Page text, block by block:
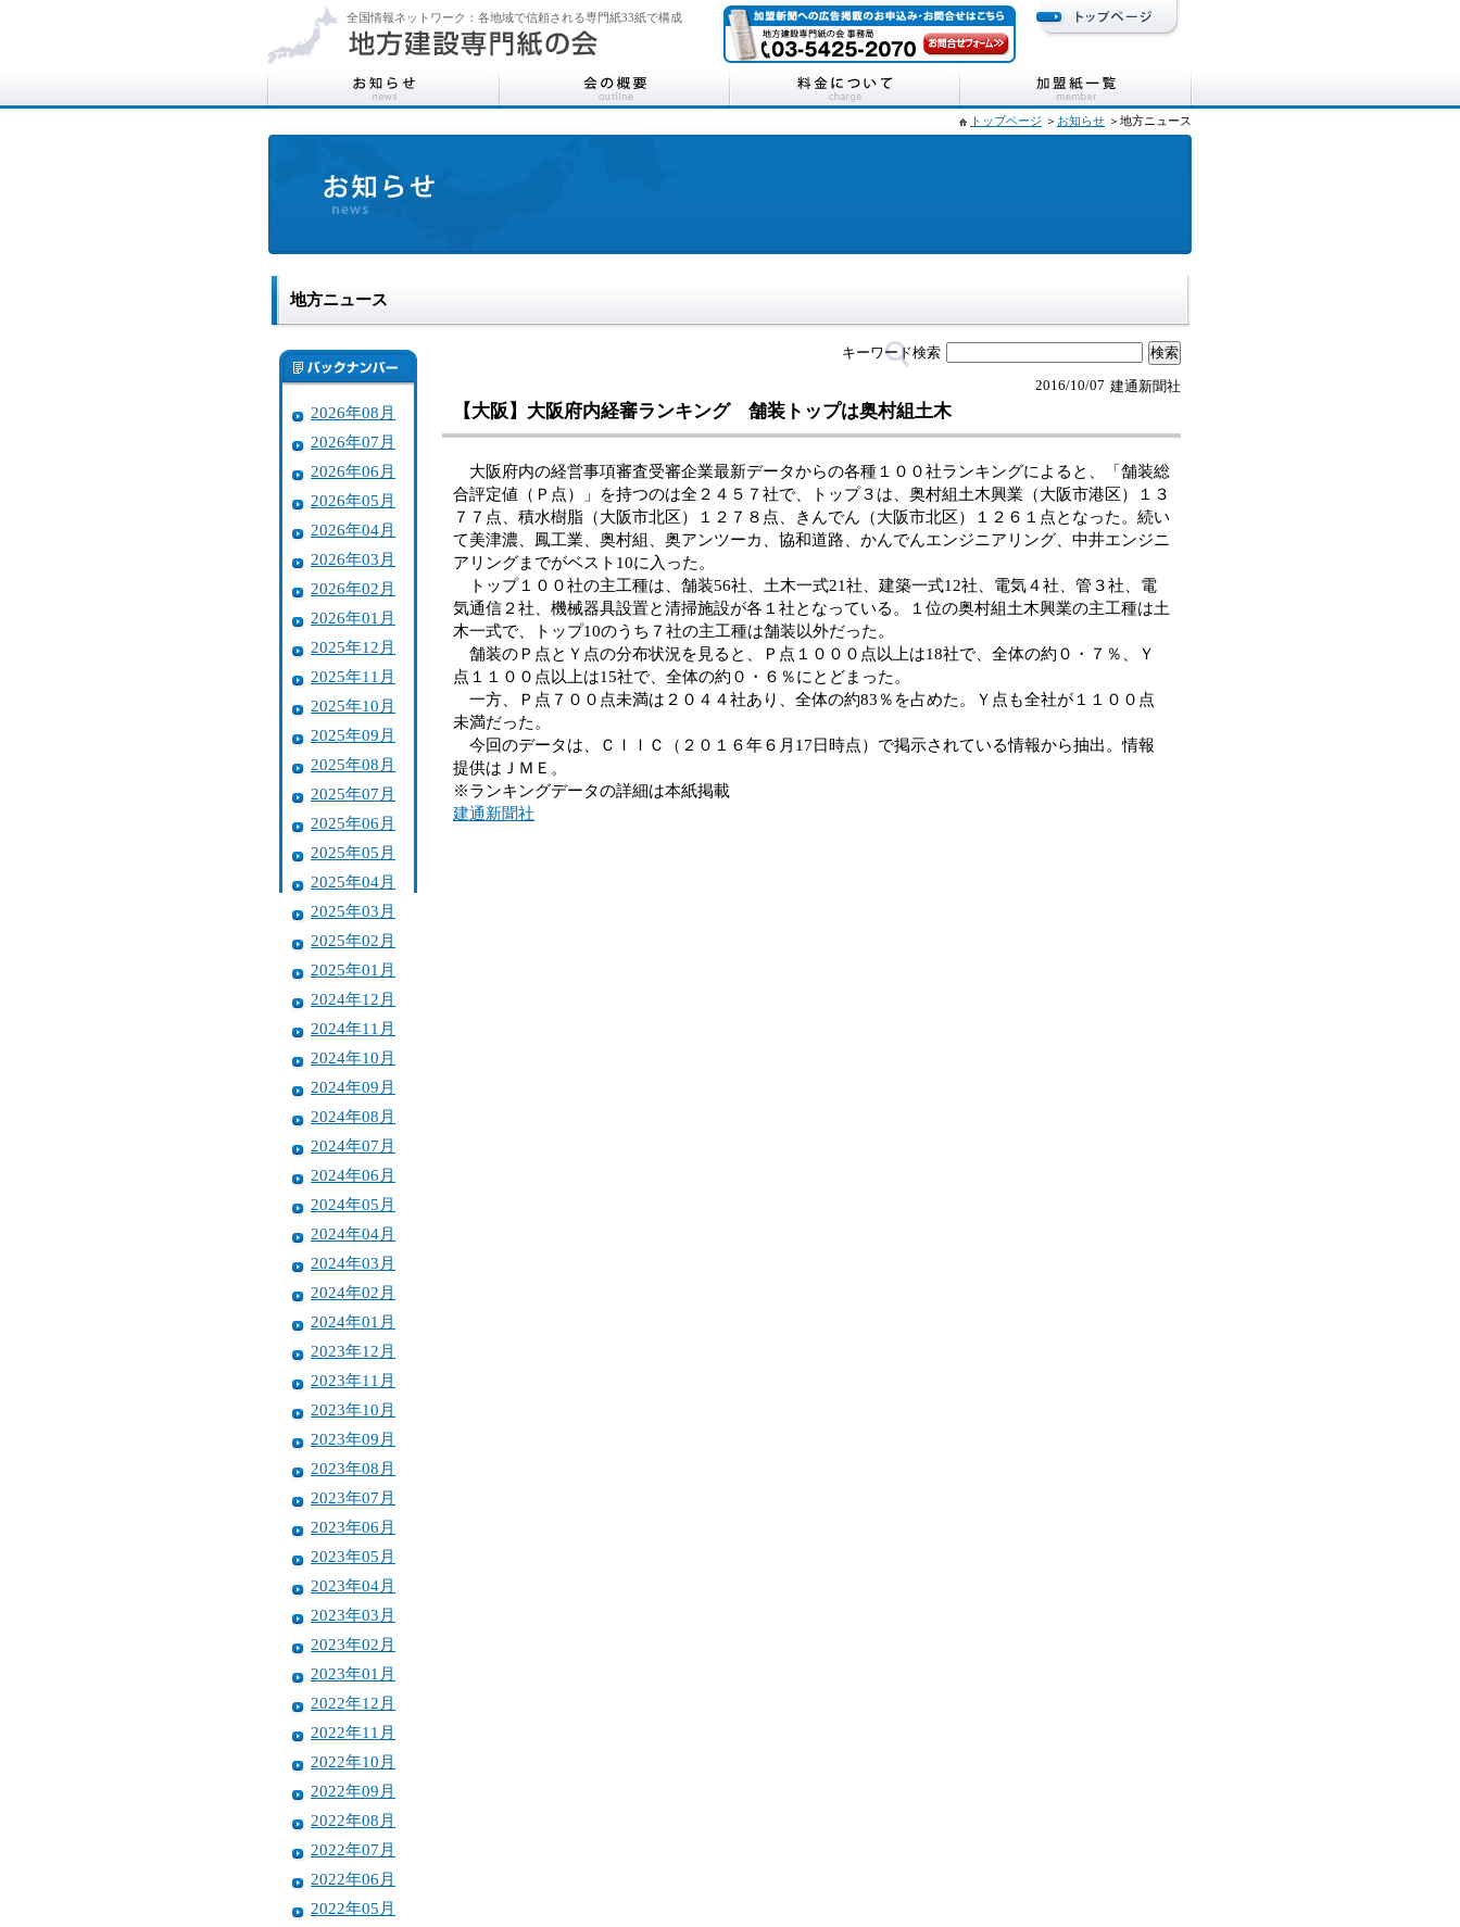
全国情報ネットワーク：各地域で信頼される専門紙33紙で構成
トップページ ＞ お知らせ ＞地方ニュース
地方ニュース
2026年08月
2026年07月
2026年06月
2026年05月
2026年04月
2026年03月
2026年02月
2026年01月
2025年12月
2025年11月
2025年10月
2025年09月
2025年08月
2025年07月
2025年06月
2025年05月
2025年04月
2025年03月
2025年02月
2025年01月
2024年12月
2024年11月
2024年10月
2024年09月
2024年08月
2024年07月
2024年06月
2024年05月
2024年04月
2024年03月
2024年02月
2024年01月
2023年12月
2023年11月
2023年10月
2023年09月
2023年08月
2023年07月
2023年06月
2023年05月
2023年04月
2023年03月
2023年02月
2023年01月
2022年12月
2022年11月
2022年10月
2022年09月
2022年08月
2022年07月
2022年06月
2022年05月
キーワード検索
建通新聞社
2016/10/07
【大阪】大阪府内経審ランキング 舗装トップは奥村組土木
大阪府内の経営事項審査受審企業最新データからの各種１００社ランキングによると、「舗装総
合評定値（Ｐ点）」を持つのは全２４５７社で、トップ３は、奥村組土木興業（大阪市港区）１３
７７点、積水樹脂（大阪市北区）１２７８点、きんでん（大阪市北区）１２６１点となった。続い
て美津濃、鳳工業、奥村組、奥アンツーカ、協和道路、かんでんエンジニアリング、中井エンジニ
アリングまでがベスト10に入った。
トップ１００社の主工種は、舗装56社、土木一式21社、建築一式12社、電気４社、管３社、電
気通信２社、機械器具設置と清掃施設が各１社となっている。１位の奥村組土木興業の主工種は土
木一式で、トップ10のうち７社の主工種は舗装以外だった。
舗装のＰ点とＹ点の分布状況を見ると、Ｐ点１０００点以上は18社で、全体の約０・７％、Ｙ
点１１００点以上は15社で、全体の約０・６％にとどまった。
一方、Ｐ点７００点未満は２０４４社あり、全体の約83％を占めた。Ｙ点も全社が１１００点
未満だった。
今回のデータは、ＣＩＩＣ（２０１６年６月17日時点）で掲示されている情報から抽出。情報
提供はＪＭＥ。
※ランキングデータの詳細は本紙掲載
建通新聞社